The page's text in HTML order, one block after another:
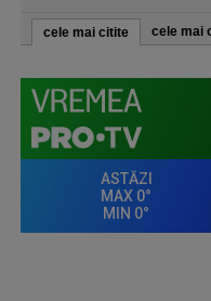
cele mai citite cele mai